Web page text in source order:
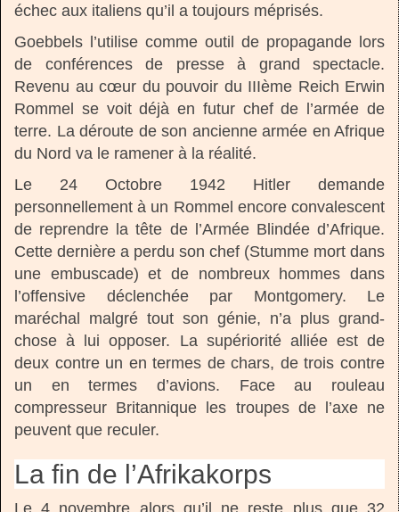
échec aux italiens qu’il a toujours méprisés.
Goebbels l’utilise comme outil de propagande lors
de conférences de presse à grand spectacle.
Revenu au cœur du pouvoir du IIIème Reich Erwin
Rommel se voit déjà en futur chef de l’armée de
terre. La déroute de son ancienne armée en Afrique
du Nord va le ramener à la réalité.
Le 24 Octobre 1942 Hitler demande
personnellement à un Rommel encore convalescent
de reprendre la tête de l’Armée Blindée d’Afrique.
Cette dernière a perdu son chef (Stumme mort dans
une embuscade) et de nombreux hommes dans
l’offensive déclenchée par Montgomery. Le
maréchal malgré tout son génie, n’a plus grand-
chose à lui opposer. La supériorité alliée est de
deux contre un en termes de chars, de trois contre
un en termes d’avions. Face au rouleau
compresseur Britannique les troupes de l’axe ne
peuvent que reculer.
La fin de l’Afrikakorps
Le 4 novembre alors qu’il ne reste plus que 32